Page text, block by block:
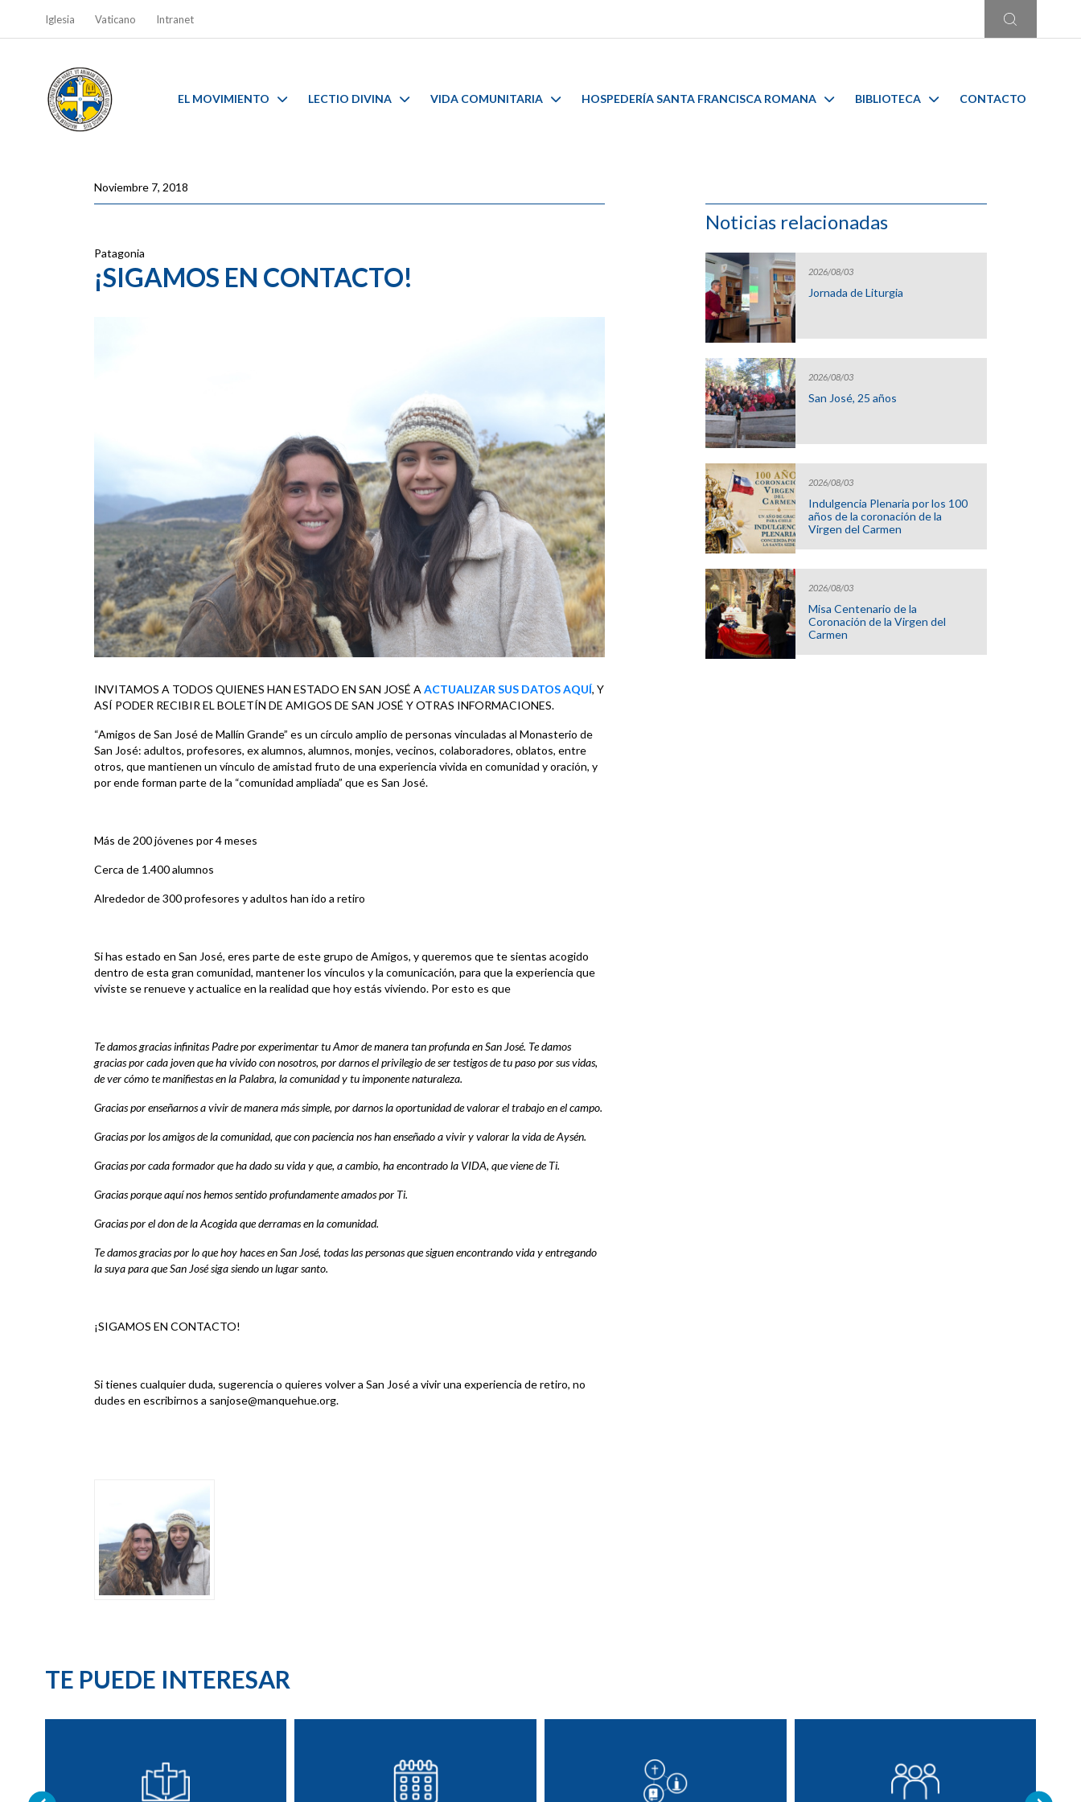
Iglesia Vaticano Intranet
EL MOVIMIENTO LECTIO DIVINA VIDA COMUNITARIA HOSPEDERÍA SANTA FRANCISCA ROMANA BIBLIOTECA CONTACTO
Noviembre 7, 2018
Patagonia
¡SIGAMOS EN CONTACTO!
INVITAMOS A TODOS QUIENES HAN ESTADO EN SAN JOSÉ A ACTUALIZAR SUS DATOS AQUÍ, Y
ASÍ PODER RECIBIR EL BOLETÍN DE AMIGOS DE SAN JOSÉ Y OTRAS INFORMACIONES.
“Amigos de San José de Mallín Grande” es un círculo amplio de personas vinculadas al Monasterio de
San José: adultos, profesores, ex alumnos, alumnos, monjes, vecinos, colaboradores, oblatos, entre
otros, que mantienen un vínculo de amistad fruto de una experiencia vivida en comunidad y oración, y
por ende forman parte de la “comunidad ampliada” que es San José.
Más de 200 jóvenes por 4 meses
Cerca de 1.400 alumnos
Alrededor de 300 profesores y adultos han ido a retiro
Si has estado en San José, eres parte de este grupo de Amigos, y queremos que te sientas acogido
dentro de esta gran comunidad, mantener los vínculos y la comunicación, para que la experiencia que
viviste se renueve y actualice en la realidad que hoy estás viviendo. Por esto es que
Te damos gracias infinitas Padre por experimentar tu Amor de manera tan profunda en San José. Te damos
gracias por cada joven que ha vivido con nosotros, por darnos el privilegio de ser testigos de tu paso por sus vidas,
de ver cómo te manifiestas en la Palabra, la comunidad y tu imponente naturaleza.
Gracias por enseñarnos a vivir de manera más simple, por darnos la oportunidad de valorar el trabajo en el campo.
Gracias por los amigos de la comunidad, que con paciencia nos han enseñado a vivir y valorar la vida de Aysén.
Gracias por cada formador que ha dado su vida y que, a cambio, ha encontrado la VIDA, que viene de Ti.
Gracias porque aquí nos hemos sentido profundamente amados por Ti.
Gracias por el don de la Acogida que derramas en la comunidad.
Te damos gracias por lo que hoy haces en San José, todas las personas que siguen encontrando vida y entregando
la suya para que San José siga siendo un lugar santo.
¡SIGAMOS EN CONTACTO!
Si tienes cualquier duda, sugerencia o quieres volver a San José a vivir una experiencia de retiro, no
dudes en escribirnos a sanjose@manquehue.org.
Noticias relacionadas
2026/08/03
Jornada de Liturgia
2026/08/03
San José, 25 años
2026/08/03
Indulgencia Plenaria por los 100
años de la coronación de la
Virgen del Carmen
2026/08/03
Misa Centenario de la
Coronación de la Virgen del
Carmen
TE PUEDE INTERESAR